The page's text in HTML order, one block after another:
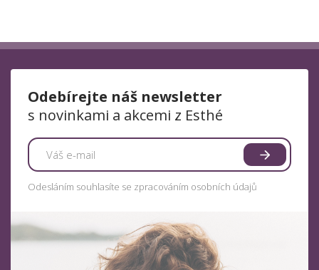
Odebírejte náš newsletter
s novinkami a akcemi z Esthé
Odesláním souhlasíte se zpracováním osobních údajů